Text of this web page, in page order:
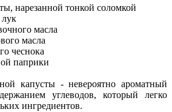
нарезанной тонкой соломкой
масла
масла
чеснока
паприки
капусты - невероятно ароматный
углеводов, который легко
ингредиентов.